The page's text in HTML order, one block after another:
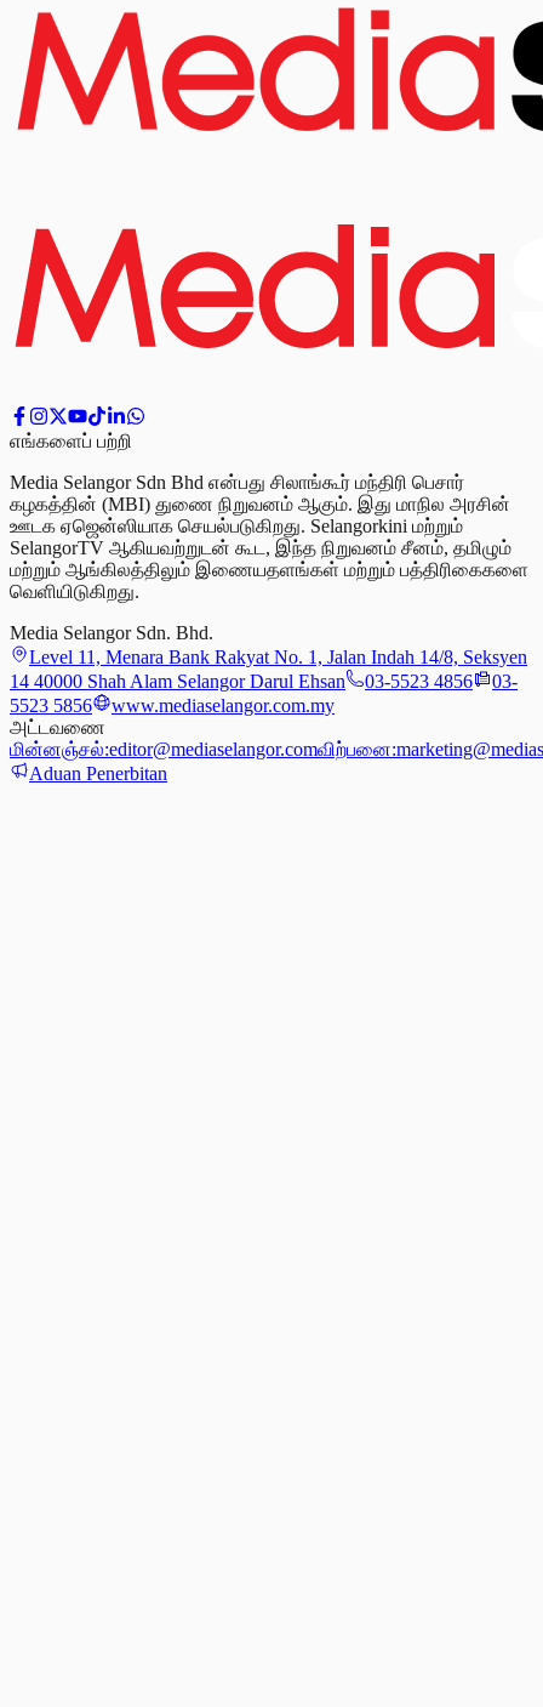
எங்களைப் பற்றி
Media Selangor Sdn Bhd என்பது சிலாங்கூர் மந்திரி பெசார்
கழகத்தின் (MBI) துணை நிறுவனம் ஆகும். இது மாநில அரசின்
ஊடக ஏஜென்ஸியாக செயல்படுகிறது. Selangorkini மற்றும்
SelangorTV ஆகியவற்றுடன் கூட, இந்த நிறுவனம் சீனம், தமிழும்
மற்றும் ஆங்கிலத்திலும் இணையதளங்கள் மற்றும் பத்திரிகைகளை
வெளியிடுகிறது.
Media Selangor Sdn. Bhd.
Level 11, Menara Bank Rakyat No. 1, Jalan Indah 14/8, Seksyen
14 40000 Shah Alam Selangor Darul Ehsan
03-5523 4856
03-
5523 5856
www.mediaselangor.com.my
அட்டவணை
மின்னஞ்சல்:editor@mediaselangor.comவிற்பனை:
Aduan Penerbitan